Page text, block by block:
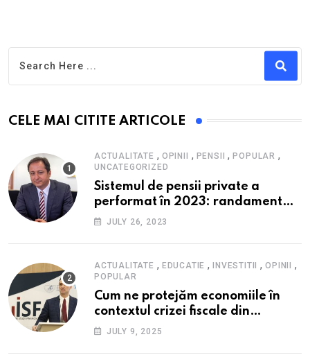
CELE MAI CITITE ARTICOLE
ACTUALITATE , OPINII , PENSII ,POPULAR ,
UNCATEGORIZED
Sistemul de pensii private a
performat în 2023: randament
peste inflație, active și plăți la
cadrul ofertei Hidroelectrica,
reziliența la crize
JULY 26, 2023
ACTUALITATE , EDUCATIE , INVESTITII ,OPINII ,
POPULAR
Cum ne protejăm economiile în
contextul crizei fiscale din
România- Valentin Ionescu,
Financiare (ISF)
JULY 9, 2025